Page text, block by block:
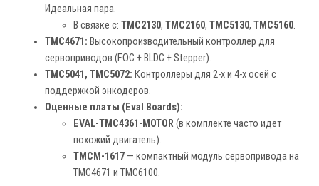
Идеальная пара.
В связке с: TMC2130, TMC2160, TMC5130, TMC5160.
TMC4671: Высокопроизводительный контроллер для
сервоприводов (FOC + BLDC + Stepper).
TMC5041, TMC5072: Контроллеры для 2-х и 4-х осей с
поддержкой энкодеров.
Оценные платы (Eval Boards):
EVAL-TMC4361-MOTOR (в комплекте часто идет
похожий двигатель).
TMCM-1617 — компактный модуль сервопривода на
TMC4671 и TMC6100.